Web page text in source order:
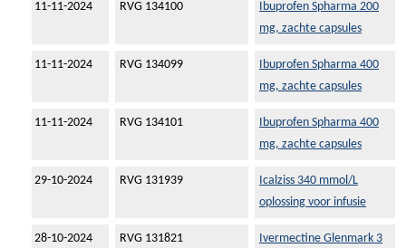
11-11-2024 RVG 134100
Ibuprofen Spharma 200
mg, zachte capsules
11-11-2024 RVG 134099
Ibuprofen Spharma 400
mg, zachte capsules
11-11-2024 RVG 134101
Ibuprofen Spharma 400
mg, zachte capsules
29-10-2024 RVG 131939
Icalziss 340 mmol/L
oplossing voor infusie
28-10-2024 RVG 131821
Ivermectine Glenmark 3